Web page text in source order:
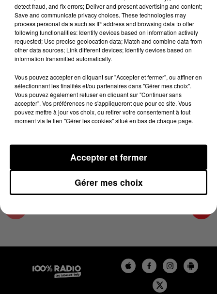
Lecture (4 min 19 sec)
100%
100% Radio les infos du grand Toulouse
11 novembre 2024 - 4 min 19 sec
LES INFOS DU GRAND TOULOUSE DU
11/11/2024 À 09H00
Podcasts infos du grand Toulouse
detect fraud, and fix errors; Deliver and present advertising and content;
Save and communicate privacy choices. These technologies may
process personal data such as IP address and browsing data to offer
following functionalities: Identify devices based on information actively
requested; Use precise geolocation data; Match and combine data from
other data sources; Link different devices; Identify devices based on
information transmitted automatically.
Vous pouvez accepter en cliquant sur "Accepter et fermer", ou affiner en
sélectionnant les finalités et/ou partenaires dans "Gérer mes choix".
Vous pouvez également refuser en cliquant sur "Continuer sans
accepter". Vos préférences ne s'appliqueront que pour ce site. Vous
pouvez mettre à jour vos choix, ou retirer votre consentement à tout
moment via le lien "Gérer les cookies" situé en bas de chaque page.
Gérer mes choix
Accepter et fermer